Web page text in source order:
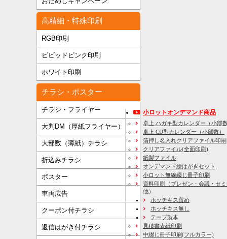
高精細・特殊印刷
RGB印刷
ビビッドピンク印刷
ホワイト印刷
チラシ・ポスター
チラシ・フライヤー
大判DM（厚紙フライヤー）
大部数（薄紙）チラシ
折込みチラシ
ポスター
車両広告
クーポン付チラシ
返信はがき付チラシ
小ロットオンデマンド商品
卓上 ハガキ型カレンダー（小部
卓上 CD型カレンダー（小部数）
箔押し名入れクリアファイル印刷
クリアファイル(全面印刷)
紙製ファイル
オンデマンド絵はがきセット
小ロット無線綴じ冊子印刷
資料印刷
（プレゼン・会議・セ
他）
ホッチキス留め
ホッチキス無し
テープ製本
見積書表紙印刷
中綴じ冊子印刷(フルカラー)